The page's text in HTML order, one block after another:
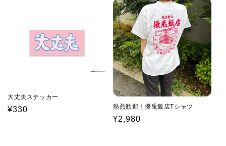
価
格
大丈夫ステッカー
通
¥330 熱烈歓迎！優兎飯店Tシャツ
通
¥2,980